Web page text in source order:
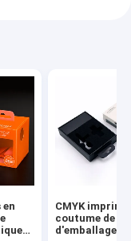
en
CMYK
coutume de
d'emballage de